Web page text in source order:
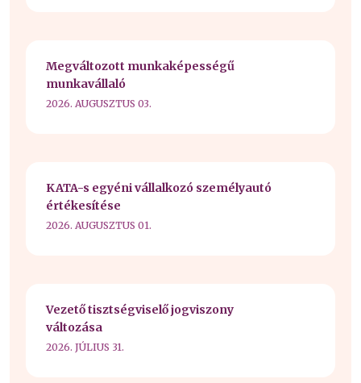
Megváltozott munkaképességű
munkavállaló
2026. AUGUSZTUS 03.
KATA-s egyéni vállalkozó személyautó
értékesítése
2026. AUGUSZTUS 01.
Vezető tisztségviselő jogviszony
változása
2026. JÚLIUS 31.